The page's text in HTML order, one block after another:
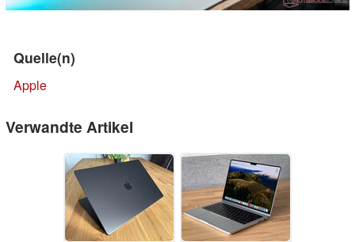
Quelle(n)
Apple
Verwandte Artikel